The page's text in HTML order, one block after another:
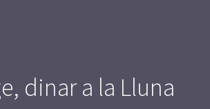
dinar a la Lluna